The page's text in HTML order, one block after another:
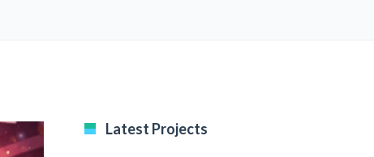
Latest Projects